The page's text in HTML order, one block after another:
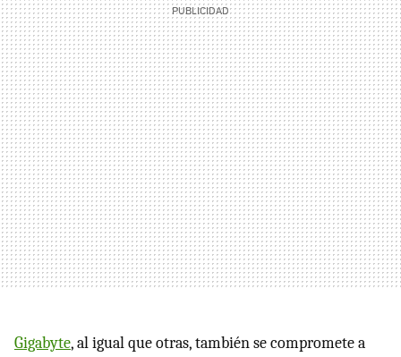
Gigabyte, al igual que otras, también se compromete a